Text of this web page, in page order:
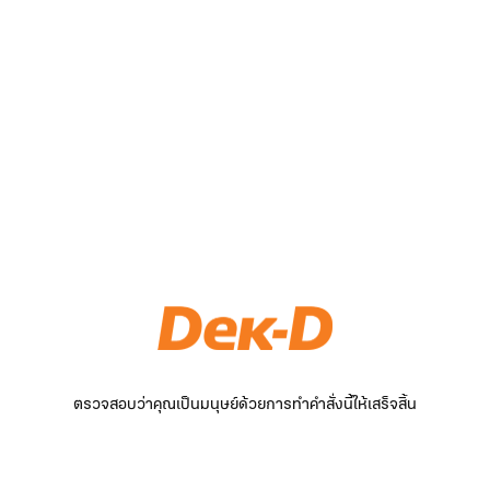
ตรวจสอบว่าคุณเป็นมนุษย์ด้วยการทำคำสั่งนี้ให้เสร็จสิ้น